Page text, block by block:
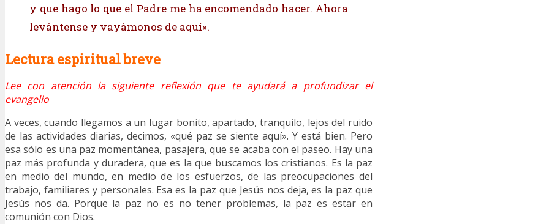
y que hago lo que el Padre me ha encomendado hacer. Ahora
levántense y vayámonos de aquí».
Lectura espiritual breve
Lee con atención la siguiente reflexión que te ayudará a profundizar el
evangelio
A veces, cuando llegamos a un lugar bonito, apartado, tranquilo, lejos del ruido
de las actividades diarias, decimos, «qué paz se siente aquí». Y está bien. Pero
esa sólo es una paz momentánea, pasajera, que se acaba con el paseo. Hay una
paz más profunda y duradera, que es la que buscamos los cristianos. Es la paz
en medio del mundo, en medio de los esfuerzos, de las preocupaciones del
trabajo, familiares y personales. Esa es la paz que Jesús nos deja, es la paz que
Jesús nos da. Porque la paz no es no tener problemas, la paz es estar en
comunión con Dios.